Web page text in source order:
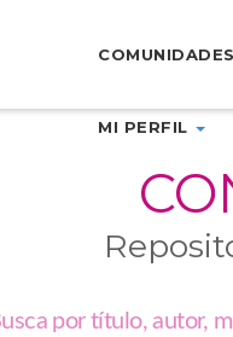
COMUNIDADES
MI PERFIL